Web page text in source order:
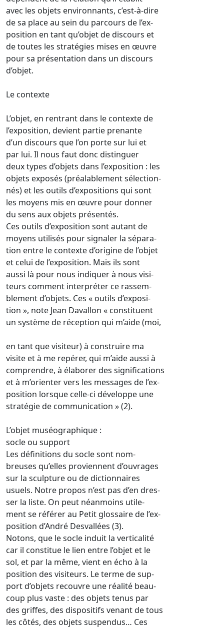
avec les objets environnants, c’est-à-dire
de sa place au sein du parcours de l’ex-
position en tant qu’objet de discours et
de toutes les stratégies mises en œuvre
pour sa présentation dans un discours
d’objet.
Le contexte
L’objet, en rentrant dans le contexte de
l’exposition, devient partie prenante
d’un discours que l’on porte sur lui et
par lui. Il nous faut donc distinguer
deux types d’objets dans l’exposition : les
objets exposés (préalablement sélection-
nés) et les outils d’expositions qui sont
les moyens mis en œuvre pour donner
du sens aux objets présentés.
Ces outils d’exposition sont autant de
moyens utilisés pour signaler la sépara-
tion entre le contexte d’origine de l’objet
et celui de l’exposition. Mais ils sont
aussi là pour nous indiquer à nous visi-
teurs comment interpréter ce rassem-
blement d’objets. Ces « outils d’exposi-
tion », note Jean Davallon « constituent
un système de réception qui m’aide (moi,
en tant que visiteur) à construire ma
visite et à me repérer, qui m’aide aussi à
comprendre, à élaborer des significations
et à m’orienter vers les messages de l’ex-
position lorsque celle-ci développe une
stratégie de communication » (2).
L’objet muséographique :
socle ou support
Les définitions du socle sont nom-
breuses qu’elles proviennent d’ouvrages
sur la sculpture ou de dictionnaires
usuels. Notre propos n’est pas d’en dres-
ser la liste. On peut néanmoins utile-
ment se référer au Petit glossaire de l’ex-
position d’André Desvallées (3).
Notons, que le socle induit la verticalité
car il constitue le lien entre l’objet et le
sol, et par la même, vient en écho à la
position des visiteurs. Le terme de sup-
port d’objets recouvre une réalité beau-
coup plus vaste : des objets tenus par
des griffes, des dispositifs venant de tous
les côtés, des objets suspendus… Ces